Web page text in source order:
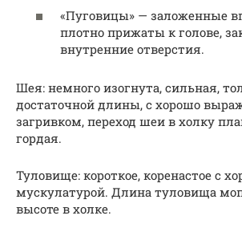
«Пуговицы» — заложенные
плотно прижаты к голове,
внутренние отверстия.
Шея: немного изогнута, сильная,
достаточной длины, с хорошо
загривком, переход шеи в холку
гордая.
Туловище: короткое, коренастое с
мускулатурой. Длина туловища
высоте в холке.